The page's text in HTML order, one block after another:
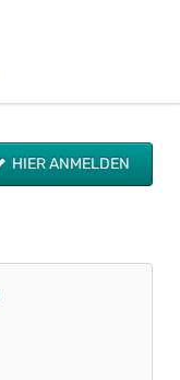
HIER ANMELDEN